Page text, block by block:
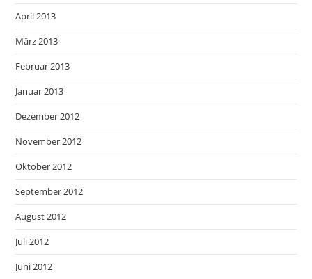
April 2013
März 2013
Februar 2013
Januar 2013
Dezember 2012
November 2012
Oktober 2012
September 2012
August 2012
Juli 2012
Juni 2012